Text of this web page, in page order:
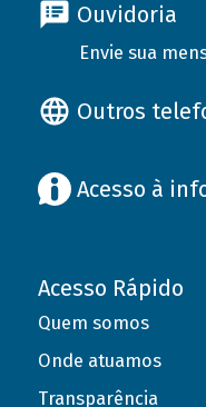
Ouvidoria
Envie sua
Outros
Acesso à
Acesso Rápido
Quem somos
Onde atuamos
Transparência